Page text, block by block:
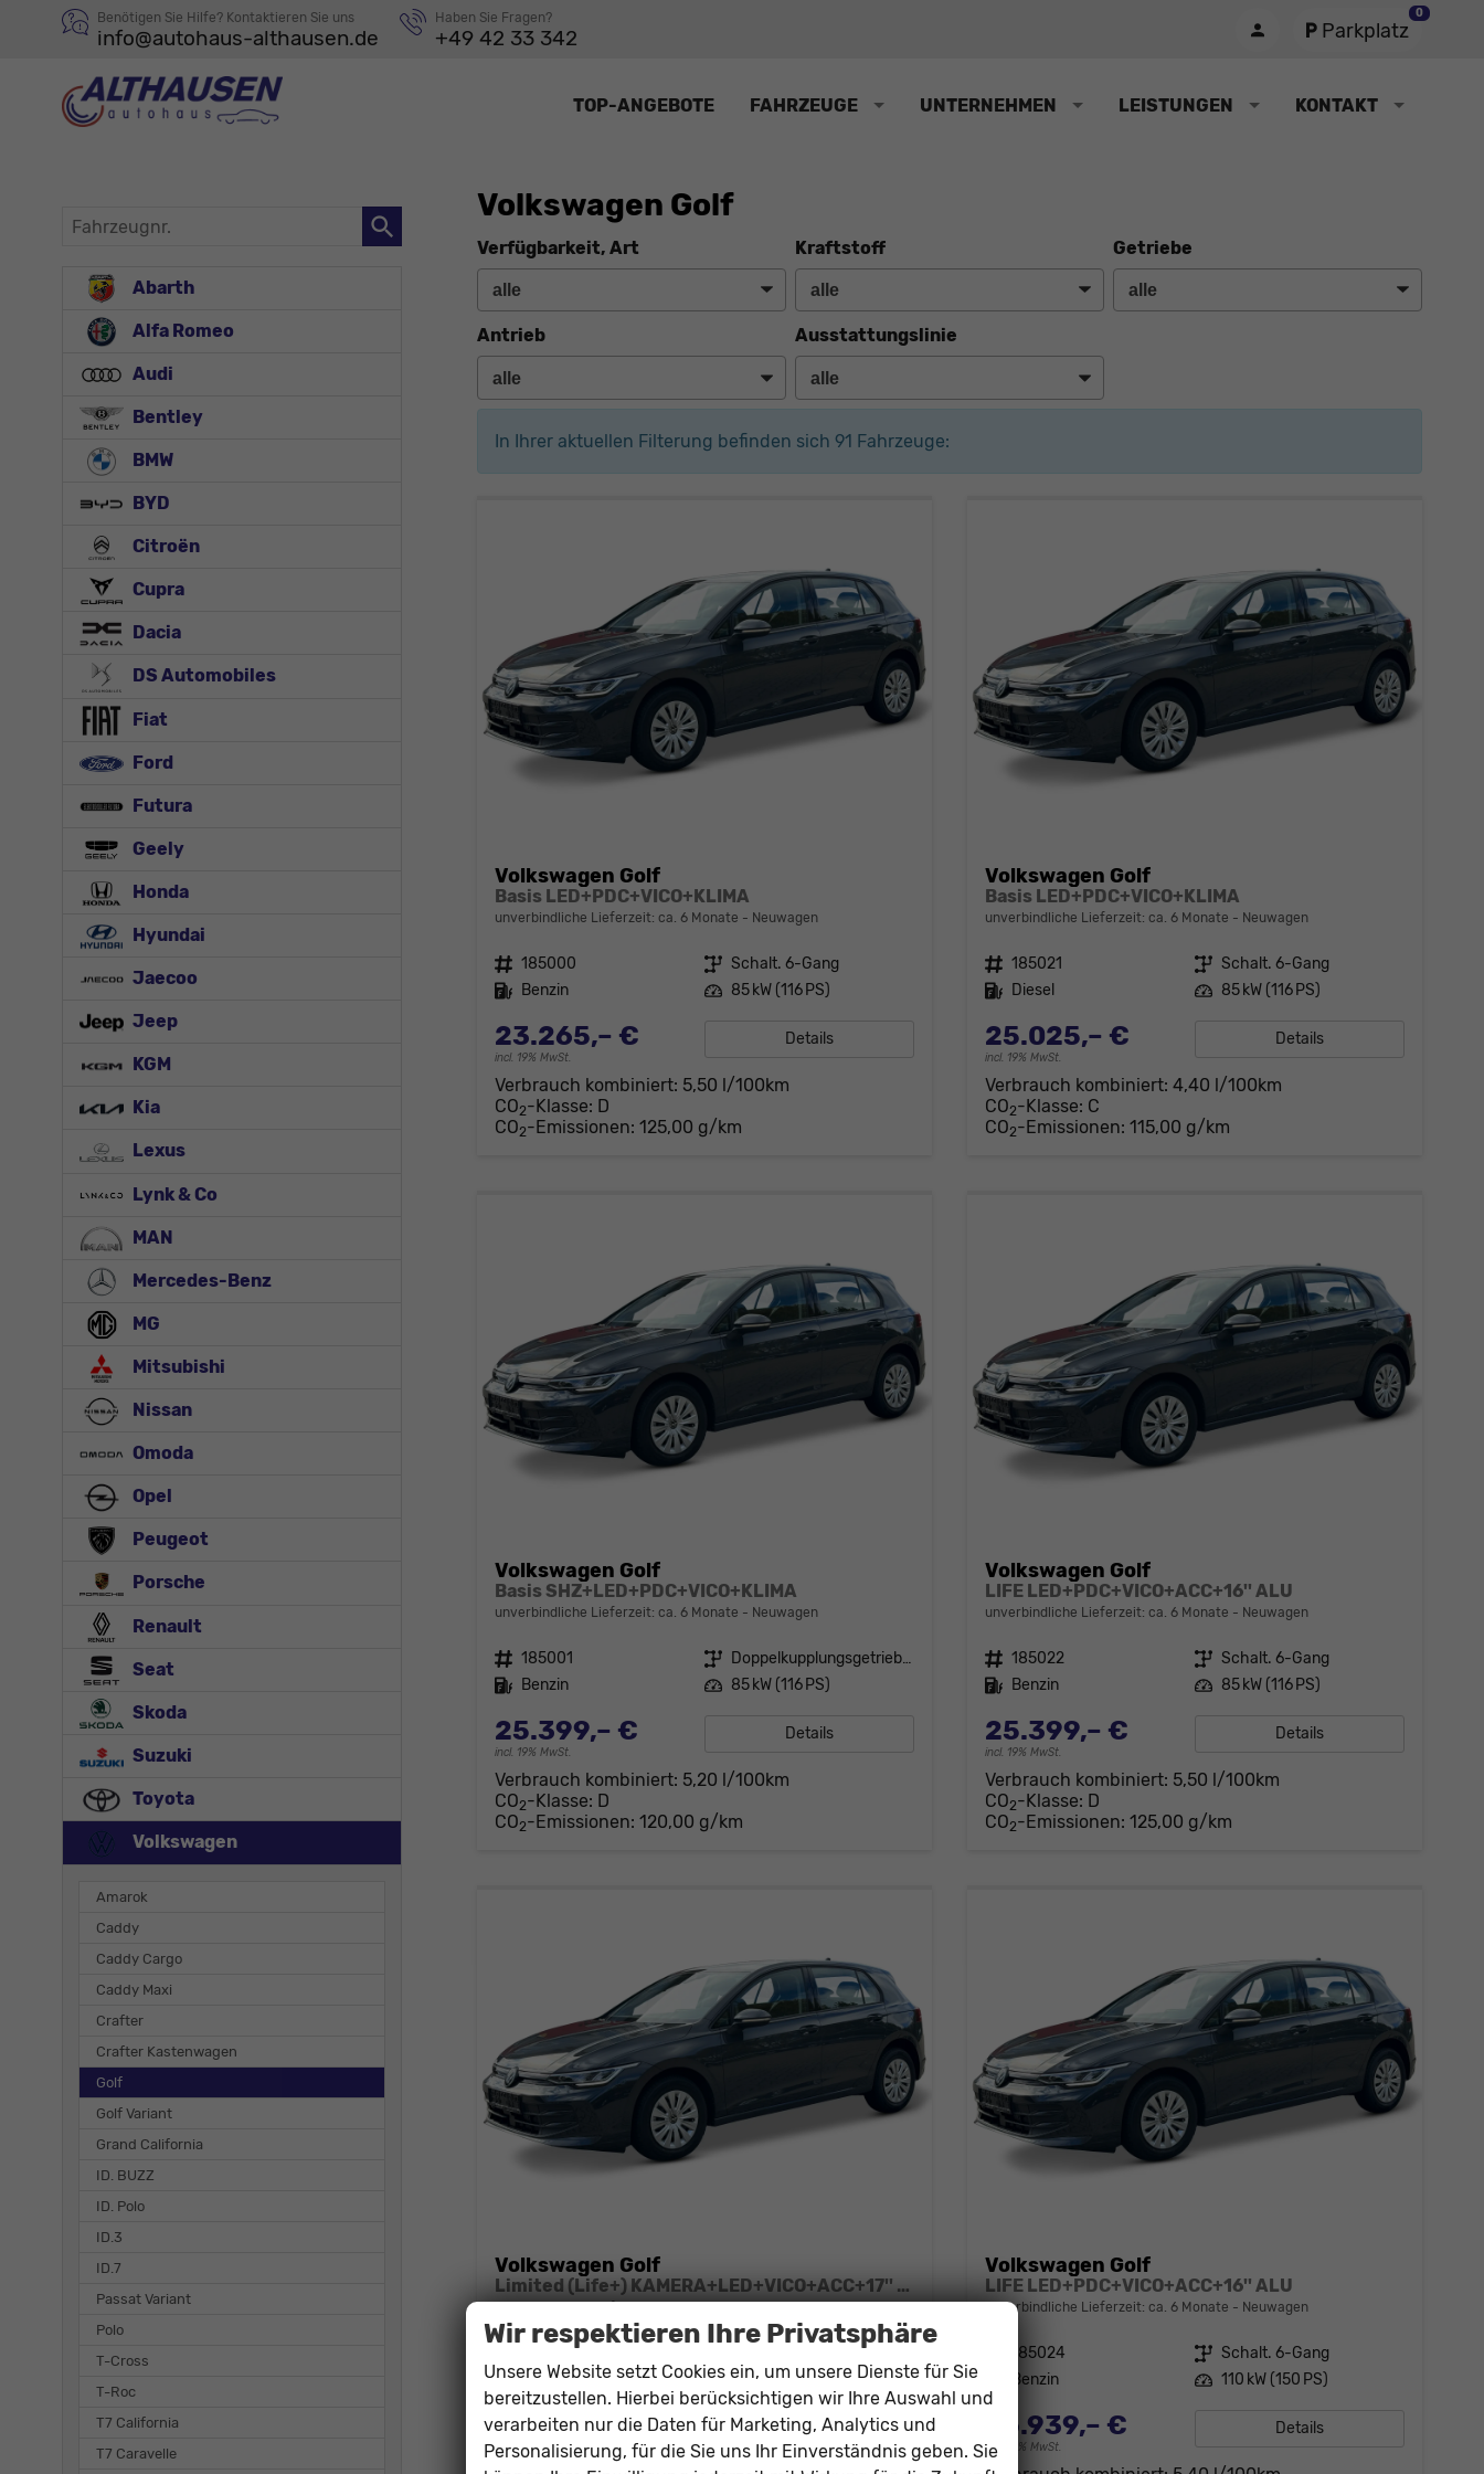
Benötigen Sie Hilfe? Kontaktieren Sie uns
info@autohaus-althausen.de
Haben Sie Fragen?
+49 42 33 342 Parkplatz
0
TOP-ANGEBOTE FAHRZEUGE UNTERNEHMEN LEISTUNGEN KONTAKT
Volkswagen Golf
Verfügbarkeit, Art Kraftstoff Getriebe
Antrieb Ausstattungslinie
In Ihrer aktuellen Filterung befinden sich 91 Fahrzeuge:
Volkswagen Golf
Basis LED+PDC+VICO+KLIMA
unverbindliche Lieferzeit: ca. 6 Monate Neuwagen
Fahrzeugnr. 185000 Getriebe Schalt. 6-Gang
Kraftstoff Benzin Leistung 85 kW (116 PS)
23.265,– €
incl. 19% MwSt.
Details
Verbrauch kombiniert: 5,50 l/100km
CO2-Klasse: D
CO2-Emissionen: 125,00 g/km
Volkswagen Golf
Basis LED+PDC+VICO+KLIMA
unverbindliche Lieferzeit: ca. 6 Monate Neuwagen
Fahrzeugnr. 185021 Getriebe Schalt. 6-Gang
Kraftstoff Diesel Leistung 85 kW (116 PS)
25.025,– €
incl. 19% MwSt.
Details
Verbrauch kombiniert: 4,40 l/100km
CO2-Klasse: C
CO2-Emissionen: 115,00 g/km
Volkswagen Golf
Basis SHZ+LED+PDC+VICO+KLIMA
unverbindliche Lieferzeit: ca. 6 Monate Neuwagen
Fahrzeugnr. 185001 Getriebe
Doppelkupplungsgetriebe (DSG)
Kraftstoff Benzin Leistung 85 kW (116 PS)
25.399,– €
incl. 19% MwSt.
Details
Verbrauch kombiniert: 5,20 l/100km
CO2-Klasse: D
CO2-Emissionen: 120,00 g/km
Volkswagen Golf
LIFE LED+PDC+VICO+ACC+16'' ALU
unverbindliche Lieferzeit: ca. 6 Monate Neuwagen
Fahrzeugnr. 185022 Getriebe Schalt. 6-Gang
Kraftstoff Benzin Leistung 85 kW (116 PS)
25.399,– €
incl. 19% MwSt.
Details
Verbrauch kombiniert: 5,50 l/100km
CO2-Klasse: D
CO2-Emissionen: 125,00 g/km
Volkswagen Golf
Limited (Life+) KAMERA+LED+VICO+ACC+17'' ALU
185003
Kraftstoff Benzin Leistung 85 kW (116 PS)
26.158,– €
incl. 19% MwSt.
Details
Volkswagen Golf
LIFE LED+PDC+VICO+ACC+16'' ALU
unverbindliche Lieferzeit: ca. 6 Monate Neuwagen
185024 Getriebe Schalt. 6-Gang
Benzin Leistung 110 kW (150 PS)
26.939,– €
incl. 19% MwSt.
Details
Fahrzeugnr.
Abarth
Alfa Romeo
Audi
Bentley
BMW
BYD
Citroën
Cupra
Dacia
DS Automobiles
Fiat
Ford
Futura
Geely
Honda
Hyundai
Jaecoo
Jeep
KGM
Kia
Lexus
Lynk & Co
MAN
Mercedes-Benz
MG
Mitsubishi
Nissan
Omoda
Opel
Peugeot
Porsche
Renault
Seat
Skoda
Suzuki
Toyota
Volkswagen
Amarok
Caddy
Caddy Cargo
Caddy Maxi
Crafter
Crafter Kastenwagen
Golf
Golf Variant
Grand California
ID. BUZZ
ID. Polo
ID.3
ID.7
Passat Variant
Polo
T-Cross
T-Roc
T7 California
T7 Caravelle
Wir respektieren Ihre Privatsphäre
Unsere Website setzt Cookies ein, um unsere Dienste für Sie
bereitzustellen. Hierbei berücksichtigen wir Ihre Auswahl und
verarbeiten nur die Daten für Marketing, Analytics und
Personalisierung, für die Sie uns Ihr Einverständnis geben. Sie